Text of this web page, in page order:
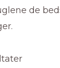
de
Sorteret